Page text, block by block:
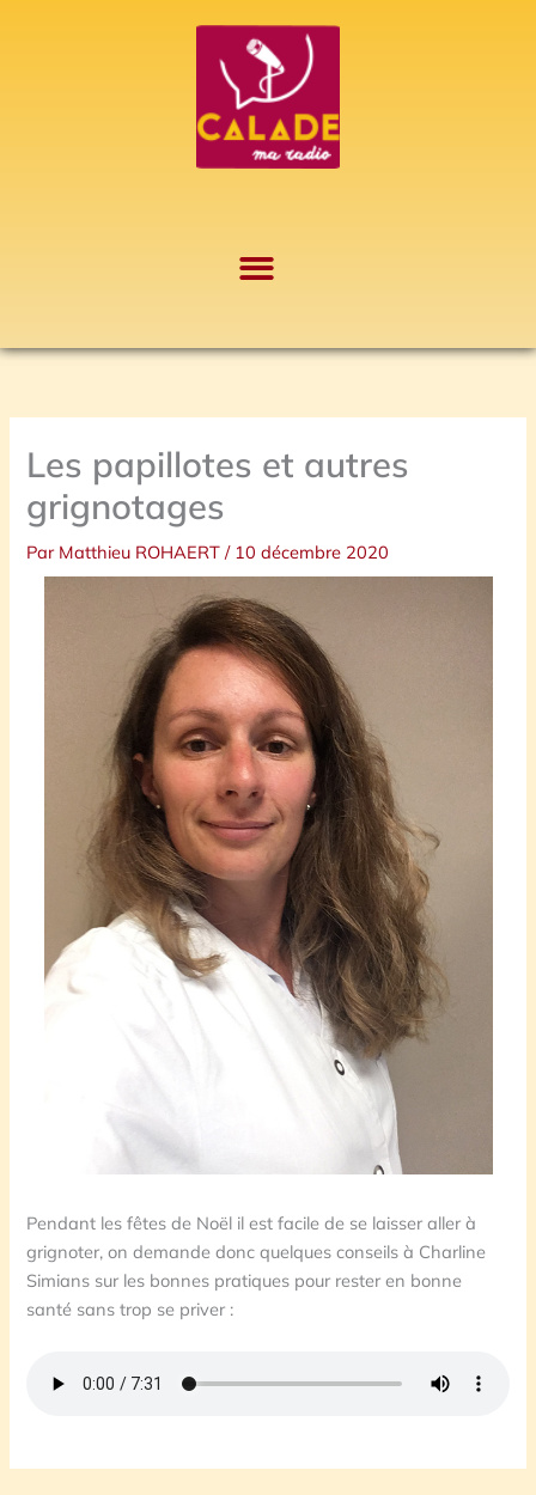
Les papillotes et autres
grignotages
Par Matthieu ROHAERT/ 10 décembre 2020
Pendant les fêtes de Noël il est facile de se laisser aller à
grignoter, on demande donc quelques conseils à Charline
Simians sur les bonnes pratiques pour rester en bonne
santé sans trop se priver :